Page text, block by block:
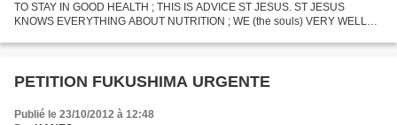
TO STAY IN GOOD HEALTH ; THIS IS ADVICE ST JESUS. ST JESUS
KNOWS EVERYTHING ABOUT NUTRITION ; WE (the souls) VERY WELL
IMPORTANT FOR HEALTH....
PETITION FUKUSHIMA URGENTE
Publié le 23/10/2012 à 12:48